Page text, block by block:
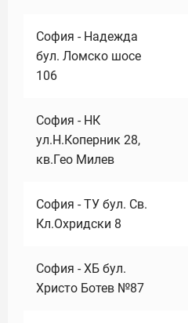
София - Надежда
бул. Ломско шосе
106
София - НК
ул.Н.Коперник 28,
кв.Гео Милев
София - ТУ бул. Св.
Кл.Охридски 8
София - ХБ бул.
Христо Ботев №87